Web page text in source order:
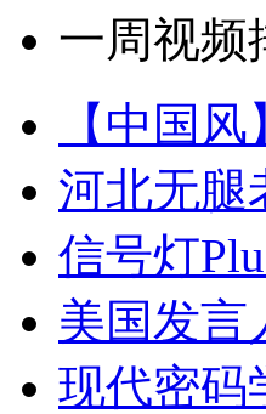
一周视频
【中国
河北无腿
信号灯
美国发言
现代密